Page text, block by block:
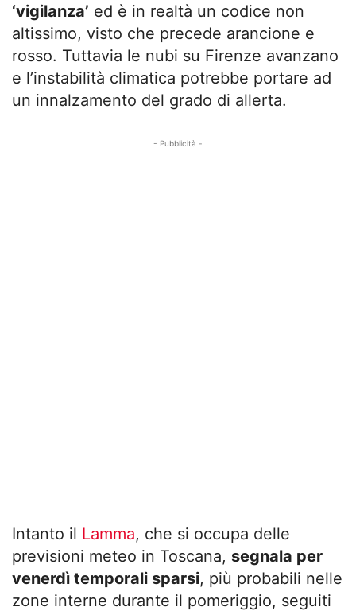
‘vigilanza’ ed è in realtà un codice non
altissimo, visto che precede arancione e
rosso. Tuttavia le nubi su Firenze avanzano
e l’instabilità climatica potrebbe portare ad
un innalzamento del grado di allerta.
- Pubblicità -
Intanto il Lamma, che si occupa delle
previsioni meteo in Toscana, segnala per
venerdì temporali sparsi, più probabili nelle
zone interne durante il pomeriggio, seguiti